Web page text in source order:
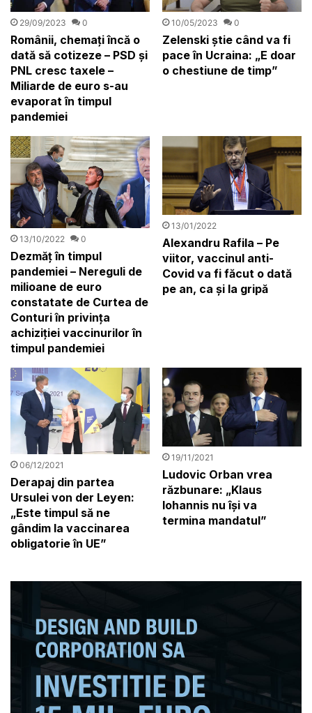
29/09/2023 0
Românii, chemați încă o
dată să cotizeze – PSD și
PNL cresc taxele –
Miliarde de euro s-au
evaporat în timpul
pandemiei
10/05/2023 0
Zelenski știe când va fi
pace în Ucraina: „E doar
o chestiune de timp”
13/10/2022 0
Dezmăț în timpul
pandemiei – Nereguli de
milioane de euro
constatate de Curtea de
Conturi în privinţa
achiziţiei vaccinurilor în
timpul pandemiei
13/01/2022
Alexandru Rafila – Pe
viitor, vaccinul anti-
Covid va fi făcut o dată
pe an, ca şi la gripă
06/12/2021
Derapaj din partea
Ursulei von der Leyen:
„Este timpul să ne
gândim la vaccinarea
obligatorie în UE”
19/11/2021
Ludovic Orban vrea
răzbunare: „Klaus
Iohannis nu își va
termina mandatul”